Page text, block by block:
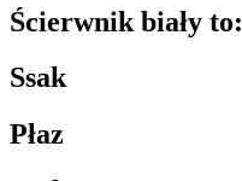
Ścierwnik biały to:
Ssak
Płaz